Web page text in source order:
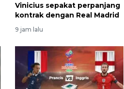
Vinicius sepakat perpanjang
kontrak dengan Real Madrid
9 jam lalu